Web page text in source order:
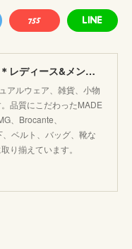
FLOSSY フラッシー＊レディース&メンズカジュアルのセレクトショップ。JAPANブランド他こだわりのアイテムがたくさん！
アルウェア、雑貨、小物
品質にこだわったMADE
、Brocante、
ベルト、バッグ、靴な
り揃えています。